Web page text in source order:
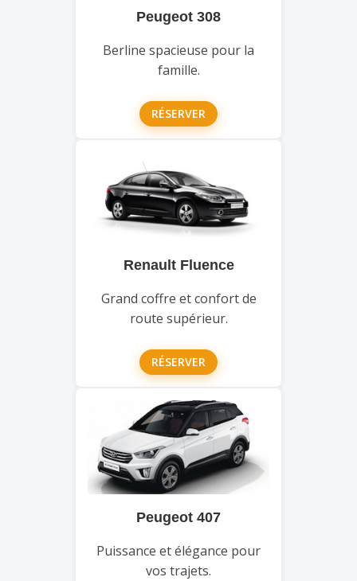
Peugeot 308
Berline spacieuse pour la
famille.
RÉSERVER
Renault Fluence
Grand coffre et confort de
route supérieur.
RÉSERVER
Peugeot 407
Puissance et élégance pour
vos trajets.